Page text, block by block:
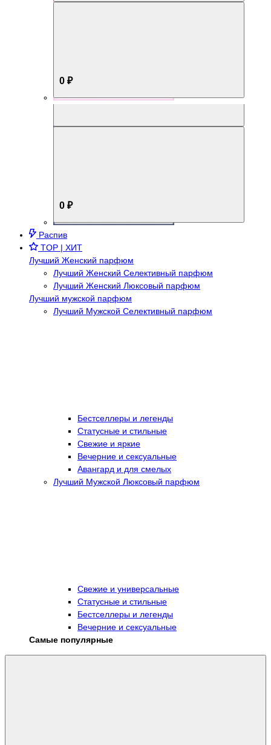
0 ₽
0 ₽
Распив
TOP | ХИТ
Лучший Женский парфюм
Лучший Женский Селективный парфюм
Лучший Женский Люксовый парфюм
Лучший мужской парфюм
Лучший Мужской Селективный парфюм
Бестселлеры и легенды
Статусные и стильные
Свежие и яркие
Вечерние и сексуальные
Авангард и для смелых
Лучший Мужской Люксовый парфюм
Свежие и универсальные
Статусные и стильные
Бестселлеры и легенды
Вечерние и сексуальные
Самые популярные